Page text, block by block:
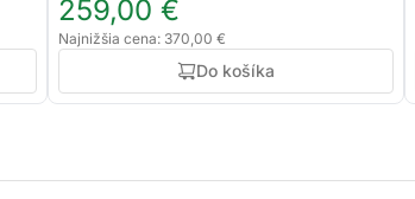
259,00 €
Najnižšia cena: 370,00 €
Do košíka